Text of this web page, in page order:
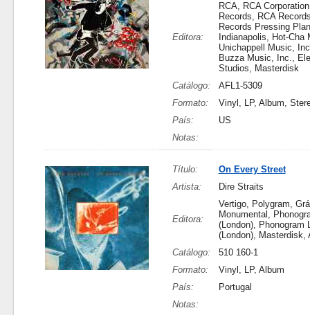
Editora:
RCA, RCA
Records, RCA
Records Pressing
Indianapolis, Hot-Cha
Unichappell Music,
Buzza Music, Inc.,
Studios, Masterdisk
Catálogo:
AFL1-5309
Formato:
Vinyl, LP, Album,
País:
US
Notas:
Título:
On Every Street
Artista:
Dire Straits
Editora:
Vertigo, Polygram,
Monumental,
(London), Phonogram
(London), Masterdisk,
Catálogo:
510 160-1
Formato:
Vinyl, LP, Album
País:
Portugal
Notas: